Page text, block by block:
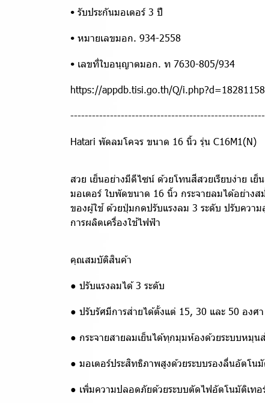
• รับประกันมอเตอร์ 3 ปี
• หมายเลขมอก. 934-2558
• เลขที่ใบอนุญาตมอก. ท 7630-805/934
https://appdb.tisi.go.th/Q/
Hatari พัดลมโคจร ขนาด 16 นิ้ว รุ่น C16M1(N)
สวย เย็นอย่างมีดีไซน์ ด้วยโทนสีสวยเรียบง่าย เย็
มอเตอร์ ใบพัดขนาด 16 นิ้ว กระจายลมได้อย่าง
ของผู้ใช้ ด้วยปุ่มกดปรับแรงลม 3 ระดับ ปรับควา
การผลิตเครื่องใช้ไฟฟ้า
คุณสมบัติสินค้า
● ปรับแรงลมได้ 3 ระดับ
● ปรับรัศมีการส่ายได้ตั้งแต่ 15, 30 และ 50 องศา
● กระจายสายลมเย็นได้ทุกมุมห้องด้วยระบบหมุน
● มอเตอร์ประสิทธิภาพสูงด้วยระบบรองลื่นอัตโน
● เพิ่มความปลอดภัยด้วยระบบตัดไฟอัตโนมัติเทอ